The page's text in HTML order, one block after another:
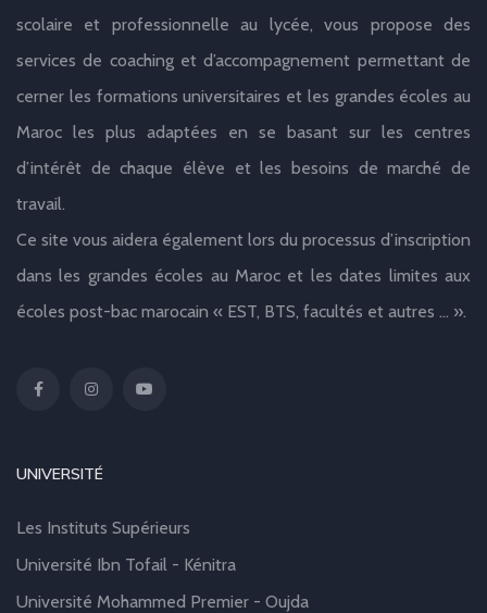
scolaire et professionnelle au lycée, vous propose des
services de coaching et d’accompagnement permettant de
cerner les formations universitaires et les grandes écoles au
Maroc les plus adaptées en se basant sur les centres
d’intérêt de chaque élève et les besoins de marché de
travail.
Ce site vous aidera également lors du processus d’inscription
dans les grandes écoles au Maroc et les dates limites aux
écoles post-bac marocain « EST, BTS, facultés et autres … ».
UNIVERSITÉ
Les Instituts Supérieurs
Université Ibn Tofail - Kénitra
Université Mohammed Premier - Oujda